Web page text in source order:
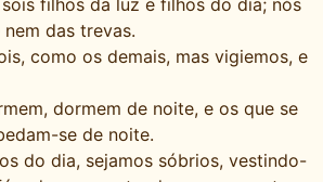
filhos da luz e filhos do dia; nós
das trevas.
como os demais, mas vigiemos, e
dormem de noite, e os que se
se de noite.
do dia, sejamos sóbrios, vestindo-